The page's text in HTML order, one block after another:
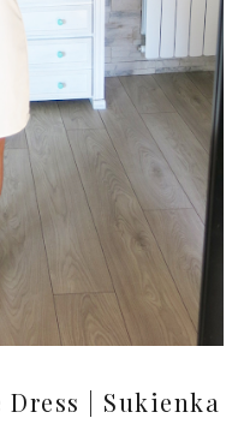
| Sukienka